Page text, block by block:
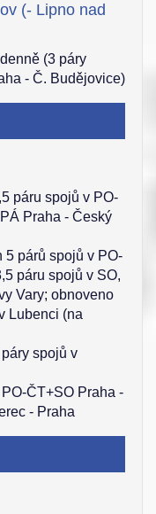
(- Lipno nad
(3 páry
- Č. Budějovice)
páru spojů v PO-
Praha - Český
5 párů spojů v PO-
páru spojů v SO,
Vary; obnoveno
Lubenci (na
spojů v
ČT+SO Praha -
- Praha